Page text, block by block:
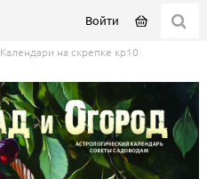
Войти
Календари на скрепке кр10